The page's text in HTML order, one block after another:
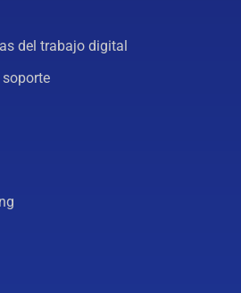
del trabajo digital